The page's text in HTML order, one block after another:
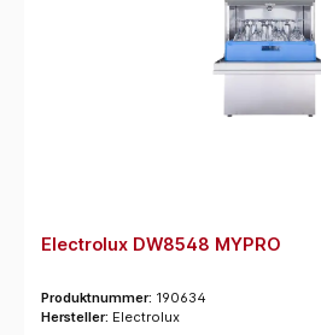
Electrolux DW8548 MYPRO
Produktnummer: 190634
Hersteller: Electrolux